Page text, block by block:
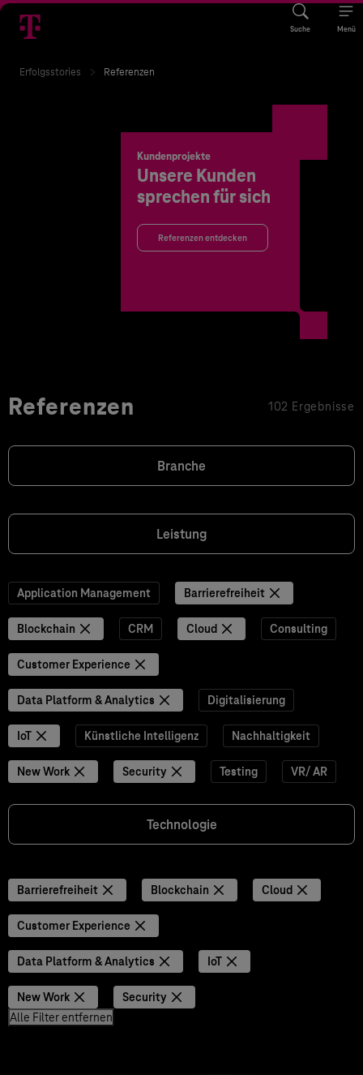
Suche Menü
Erfolgsstories Referenzen
Kundenprojekte
Unsere Kunden
sprechen für sich
Referenzen entdecken
Referenzen 102 Ergebnisse
Branche
Leistung
Application Management Barrierefreiheit
Blockchain CRM Cloud Consulting
Customer Experience
Data Platform & Analytics Digitalisierung
IoT Künstliche Intelligenz Nachhaltigkeit
New Work Security Testing VR/ AR
Technologie
Barrierefreiheit Blockchain Cloud
Customer Experience
Data Platform & Analytics IoT
New Work
Security
Alle Filter entfernen